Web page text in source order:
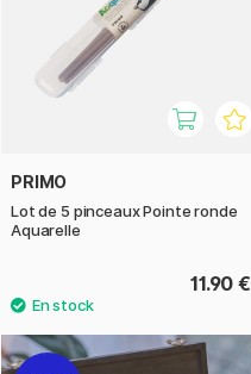
PRIMO
Lot de 5 pinceaux Pointe ronde
Aquarelle
11.90 €